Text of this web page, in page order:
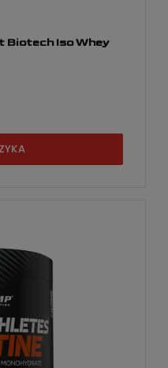
Biotech Iso Whey